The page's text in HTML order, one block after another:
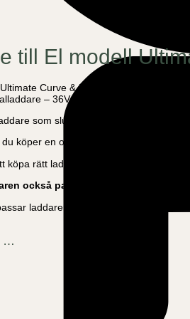
till El modell
Curve & Harmony –
– 36V har både CE, GS & TÜV
som slutar ladda automatiskt när
köper en originalladdare eftersom en
köpa rätt laddare till din el lådcykel är
också passar:
Coop Mustang /
laddaren här:
https://
…